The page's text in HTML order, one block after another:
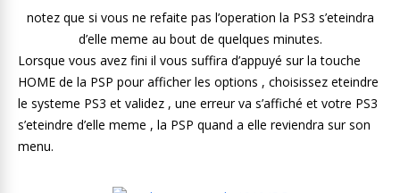
notez que si vous ne refaite pas l’operation la PS3 s’eteindra
d’elle meme au bout de quelques minutes.
Lorsque vous avez fini il vous suffira d’appuyé sur la touche
HOME de la PSP pour afficher les options , choisissez eteindre
le systeme PS3 et validez , une erreur va s’affiché et votre PS3
s’eteindre d’elle meme , la PSP quand a elle reviendra sur son
menu.